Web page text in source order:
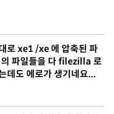
로 xe1 /xe 에 압축된 파
파일들을 다 filezilla 로
데도 에로가 생기네요...